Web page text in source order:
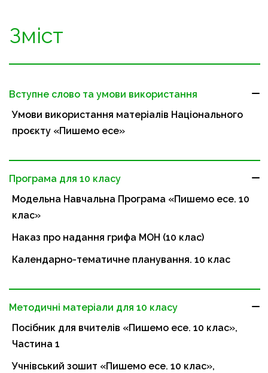
Зміст
Вступне слово та умови використання
Умови використання матеріалів Національного
проєкту «Пишемо есе»
Програма для 10 класу
Модельна Навчальна Програма «Пишемо есе. 10
клас»
Наказ про надання грифа МОН (10 клас)
Календарно-тематичне планування. 10 клас
Методичні матеріали для 10 класу
Посібник для вчителів «Пишемо есе. 10 клас»,
Частина 1
Учнівський зошит «Пишемо есе. 10 клас»,